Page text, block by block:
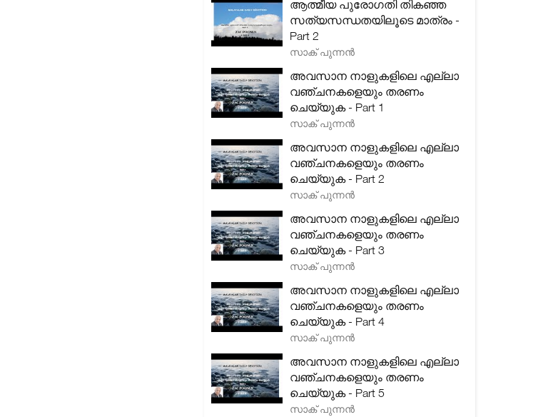
ആത്മീയ പുരോഗതി തികഞ്ഞ
സത്യസന്ധതയിലൂടെ മാത്രം -
Part 2
സാക് പുന്നൻ
അവസാന നാളുകളിലെ എല്ലാ
വഞ്ചനകളെയും തരണം
ചെയ്യുക - Part 1
സാക് പുന്നൻ
അവസാന നാളുകളിലെ എല്ലാ
വഞ്ചനകളെയും തരണം
ചെയ്യുക - Part 2
സാക് പുന്നൻ
അവസാന നാളുകളിലെ എല്ലാ
വഞ്ചനകളെയും തരണം
ചെയ്യുക - Part 3
സാക് പുന്നൻ
അവസാന നാളുകളിലെ എല്ലാ
വഞ്ചനകളെയും തരണം
ചെയ്യുക - Part 4
സാക് പുന്നൻ
അവസാന നാളുകളിലെ എല്ലാ
വഞ്ചനകളെയും തരണം
ചെയ്യുക - Part 5
സാക് പുന്നൻ